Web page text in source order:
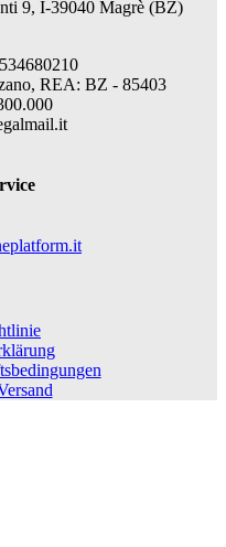
9, I-39040 Magrè (BZ)
REA: BZ - 85403